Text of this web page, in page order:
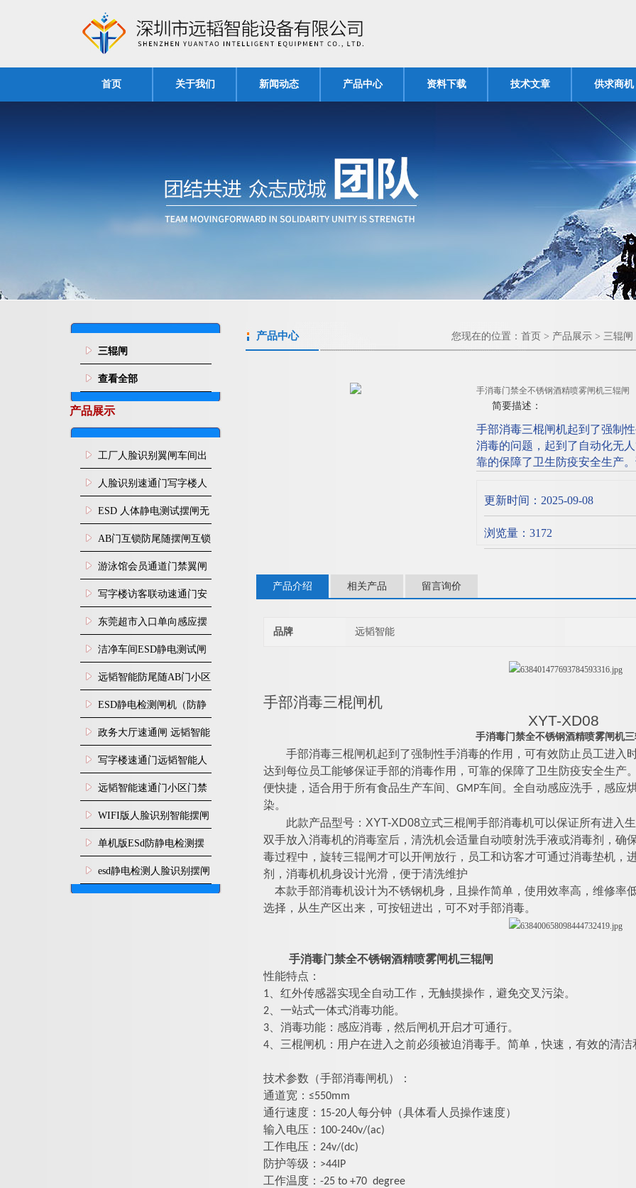
首页 关于我们 新闻动态 产品中心 资料下载 技术文章 供求商机
三辊闸
查看全部
产品展示
工厂人脸识别翼闸车间出
入口人行通道门禁
人脸识别速通门写字楼人
行通道闸门禁设备
ESD 人体静电测试摆闸无
尘车间防静电闸机
AB门互锁防尾随摆闸互锁
闸机
游泳馆会员通道门禁翼闸
写字楼访客联动速通门安
装
东莞超市入口单向感应摆
闸安装
洁净车间ESD静电测试闸
机
远韬智能防尾随AB门小区
门禁闸机安装
​ESD静电检测闸机（防静
电门禁通道系统）
政务大厅速通闸 远韬智能
防尾随静音速通门
写字楼速通门远韬智能人
脸识别快速通道闸
远韬智能速通门小区门禁
闸机食堂消费摆闸
WIFI版人脸识别智能摆闸
机
单机版ESd防静电检测摆
闸机
esd静电检测人脸识别摆闸
安装
产品中心 您现在的位置： 首页 > 产品展示 > 三辊闸
手消毒门禁全不锈钢酒精喷雾闸机三辊闸
简要描述：
手部消毒三棍闸机起到了强制
消毒的问题，起到了自动化无
靠的保障了卫生防疫安全生产
感应消毒，避免二次接触，防
更新时间：2025-09-08
浏览量：3172
产品介绍 相关产品 留言询价
品牌 远韬智能
手部消毒三棍闸 机
XYT-XD08
手消毒门禁全不锈钢酒精喷雾闸机
手部消毒三棍闸 机起到了强制性手消毒的作用，可有效防止员工进入
达到每位员工能够保证手部的消毒作用，可靠的保障了卫生防疫安全生产
便快捷，适合用于所有食品生产车间、GMP车间。全自动感应洗手，感应
染。
此款产品型号： XYT-XD08立式三棍闸手部消毒机可以保证所有进入
双手放入消毒机的消毒室后，清洗机会适量自动喷射洗手液或消毒剂，确
毒过程中，旋转三辊闸才可以开闸放行，员工和访客才可通过消毒垫机，
剂，消毒机机身设计光滑，便于清洗维护
本款手部消毒机设计为不锈钢机身，且操作简单，使用效率高，维修率
选择， 从生产区出来，可按钮进出，可不对手部消毒。
手消毒门禁全不锈钢酒精喷雾闸机三辊闸
性能特点 ：
1、红外传感器实现全自动工作，无触摸操作，避免交叉污染。
2、一站式一体式消毒功能。
3、 消毒功能：感应消毒 ，然后闸机开启才可通行。
4、 三棍闸机 ：用户在进入之前必须被迫消毒手。简单，快速，有效的清洁
技术参数（手部消毒闸机）：
通道宽：≤550mm
通行速度： 15-20人每分钟（具体看人员操作速度）
输入电压：100-240v/(ac)
工作电压：24v/(dc)
防护等级：>44IP
工作温度：-25 to +70 degree